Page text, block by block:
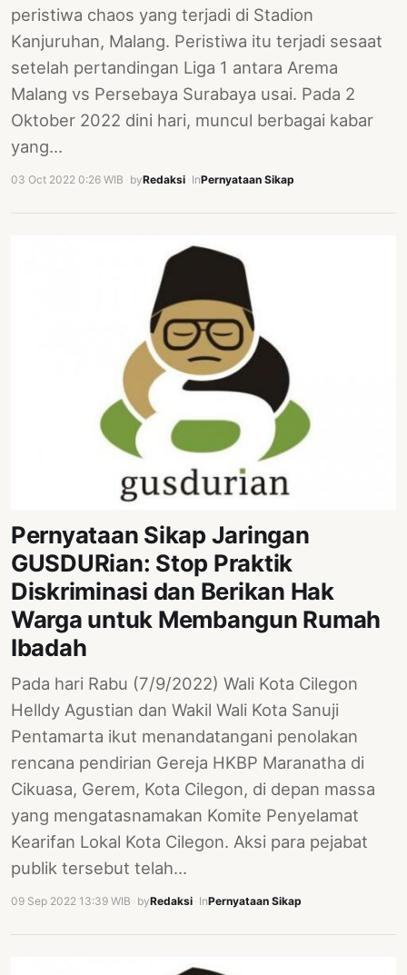
peristiwa chaos yang terjadi di Stadion
Kanjuruhan, Malang. Peristiwa itu terjadi sesaat
setelah pertandingan Liga 1 antara Arema
Malang vs Persebaya Surabaya usai. Pada 2
Oktober 2022 dini hari, muncul berbagai kabar
yang…
03 Oct 2022 0:26 WIB byRedaksi InPernyataan Sikap
Pernyataan Sikap Jaringan
GUSDURian: Stop Praktik
Diskriminasi dan Berikan Hak
Warga untuk Membangun Rumah
Ibadah
Pada hari Rabu (7/9/2022) Wali Kota Cilegon
Helldy Agustian dan Wakil Wali Kota Sanuji
Pentamarta ikut menandatangani penolakan
rencana pendirian Gereja HKBP Maranatha di
Cikuasa, Gerem, Kota Cilegon, di depan massa
yang mengatasnamakan Komite Penyelamat
Kearifan Lokal Kota Cilegon. Aksi para pejabat
publik tersebut telah…
09 Sep 2022 13:39 WIB byRedaksi InPernyataan Sikap